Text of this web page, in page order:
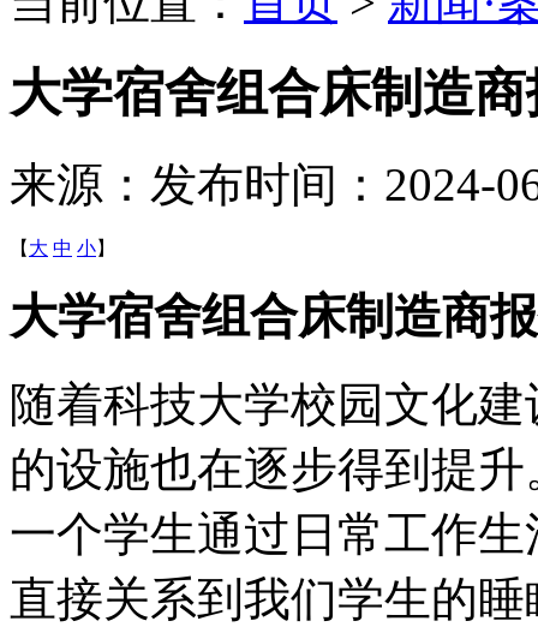
大学宿舍组合床制造
来源： 发布时间：2024-
【 大 中 小】
大学宿舍组合床制造商
随着科技大学校园文化
的设施也在逐步得到提
一个学生通过日常工作
直接关系到我们学生的